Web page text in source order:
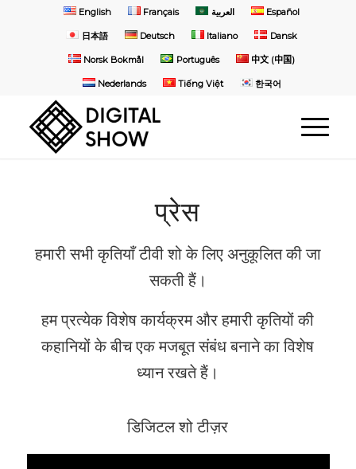
English Français العربية Español
日本語 Deutsch Italiano Dansk
Norsk Bokmål Português 中文 (中国)
Nederlands Tiếng Việt 한국어
प्रेस
हमारी सभी कृतियाँ टीवी शो के लिए अनुकूलित की जा
सकती हैं।
हम प्रत्येक विशेष कार्यक्रम और हमारी कृतियों की
कहानियों के बीच एक मजबूत संबंध बनाने का विशेष
ध्यान रखते हैं।
डिजिटल शो टीज़र